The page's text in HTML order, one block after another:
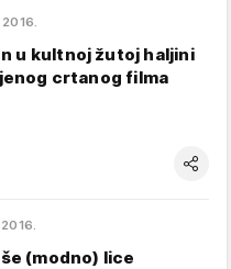
u kultnoj žutoj haljini
crtanog filma
(modno) lice